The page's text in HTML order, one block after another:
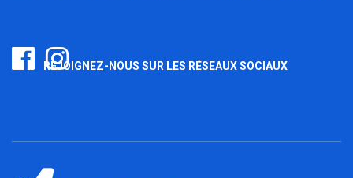
REJOIGNEZ-NOUS SUR LES RÉSEAUX SOCIAUX